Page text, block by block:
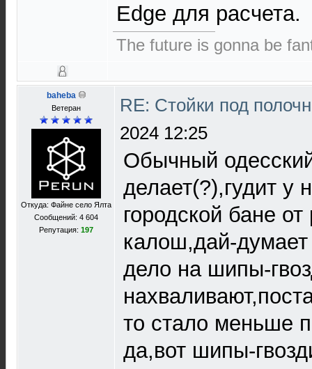
Edge для расчета.
The future is gonna be
baheba
Ветеран
Откуда: Файне село Ялта
Сообщений: 4 604
Репутация: 197
RE: Стойки под
2024 12:25
Обычный
делает(?),гудит у
городской бане
калош,дай-
дело на шипы-
то стало меньше
да,вот шипы-